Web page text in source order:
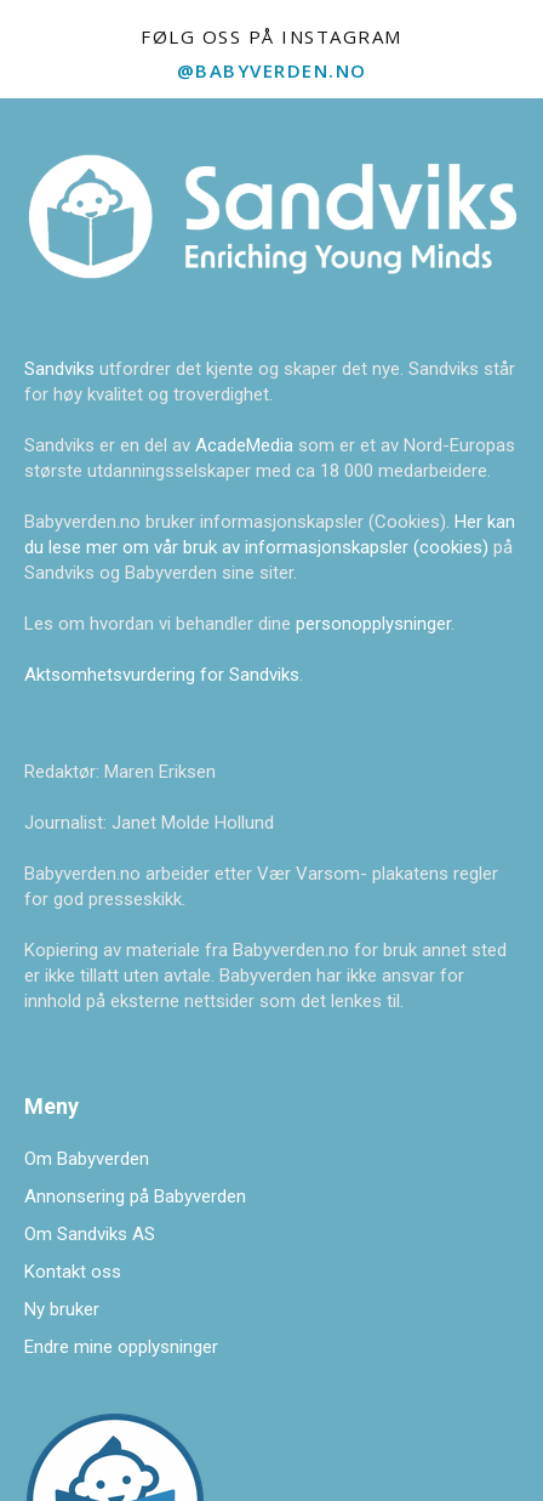
FØLG OSS PÅ INSTAGRAM
@BABYVERDEN.NO
Sandviks utfordrer det kjente og skaper det nye. Sandviks står
for høy kvalitet og troverdighet.
Sandviks er en del av AcadeMedia som er et av Nord-Europas
største utdanningsselskaper med ca 18 000 medarbeidere.
Babyverden.no bruker informasjonskapsler (Cookies). Her kan
du lese mer om vår bruk av informasjonskapsler (cookies) på
Sandviks og Babyverden sine siter.
Les om hvordan vi behandler dine personopplysninger.
Aktsomhetsvurdering for Sandviks.
Redaktør: Maren Eriksen
Journalist: Janet Molde Hollund
Babyverden.no arbeider etter Vær Varsom- plakatens regler
for god presseskikk.
Kopiering av materiale fra Babyverden.no for bruk annet sted
er ikke tillatt uten avtale. Babyverden har ikke ansvar for
innhold på eksterne nettsider som det lenkes til.
Meny
Om Babyverden
Annonsering på Babyverden
Om Sandviks AS
Kontakt oss
Ny bruker
Endre mine opplysninger